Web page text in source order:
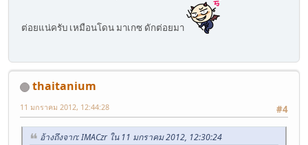
ต่อยแน่ครับ เหมือนโดน มาเกซ ดักต่อยมา
thaitanium
#4
11 มกราคม 2012, 12:44:28
อ้างถึงจาก: IMACzr ใน 11 มกราคม 2012, 12:30:24